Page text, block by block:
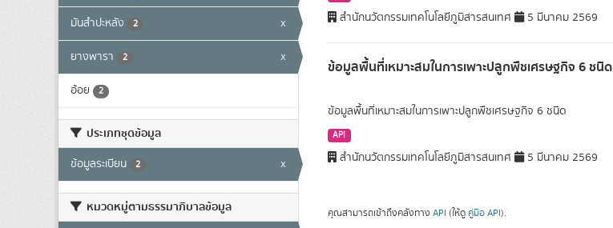
มันสำปะหลัง 2 x
ยางพารา 2 x
อ้อย 2
ประเภทชุดข้อมูล
ข้อมูลระเบียน 2 x
หมวดหมู่ตามธรรมาภิบาลข้อมูล
สำนักนวัตกรรมเทคโนโลยีภูมิสารสนเทศ 5 มีนาคม 2569
ข้อมูลพื้นที่เหมาะสมในการเพาะปลูกพืชเศรษฐกิจ 6 ชนิด
ข้อมูลพื้นที่เหมาะสมในการเพาะปลูกพืชเศรษฐกิจ 6 ชนิด
API
สำนักนวัตกรรมเทคโนโลยีภูมิสารสนเทศ 5 มีนาคม 2569
คุณสามารถเข้าถึงคลังทาง API (ให้ดู คู่มือ API).